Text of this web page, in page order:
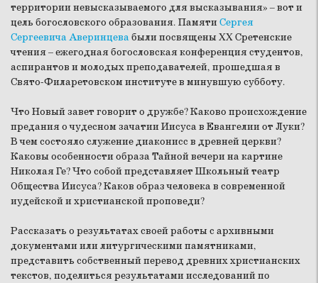
территории невысказываемого для высказывания» – вот и
цель богословского образования. ПамятиСергея
Сергеевича Аверинцевабыли посвящены XX Сретенские
чтения – ежегодная богословская конференция студентов,
аспирантов и молодых преподавателей, прошедшая в
Свято-Филаретовском институте в минувшую субботу.
Что Новый завет говорит о дружбе? Каково происхождение
предания о чудесном зачатии Иисуса в Евангелии от Луки?
В чем состояло служение диаконисс в древней церкви?
Каковы особенности образа Тайной вечери на картине
Николая Ге? Что собой представляет Школьный театр
Общества Иисуса? Каков образ человека в современной
иудейской и христианской проповеди?
Рассказать о результатах своей работы с архивными
документами или литургическими памятниками,
представить собственный перевод древних христианских
текстов, поделиться результатами исследований по